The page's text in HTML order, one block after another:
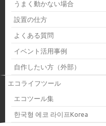
うまく動かない場合
設置の仕方
よくある質問
イベント活用事例
自作したい方（外部）
エコライフツール
エコツール集
한국형 에코 라이프Korea